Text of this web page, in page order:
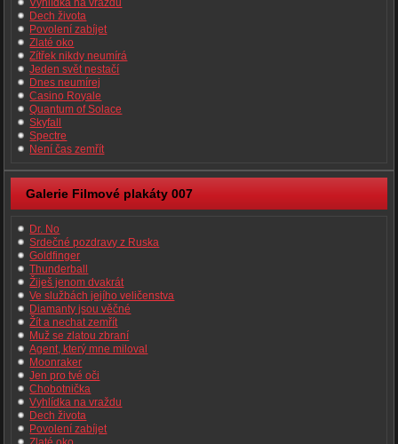
Vyhlídka na vraždu
Dech života
Povolení zabíjet
Zlaté oko
Zítřek nikdy neumírá
Jeden svět nestačí
Dnes neumírej
Casino Royale
Quantum of Solace
Skyfall
Spectre
Není čas zemřít
Galerie Filmové plakáty 007
Dr. No
Srdečné pozdravy z Ruska
Goldfinger
Thunderball
Žiješ jenom dvakrát
Ve službách jejího veličenstva
Diamanty jsou věčné
Žít a nechat zemřít
Muž se zlatou zbraní
Agent, který mne miloval
Moonraker
Jen pro tvé oči
Chobotnička
Vyhlídka na vraždu
Dech života
Povolení zabíjet